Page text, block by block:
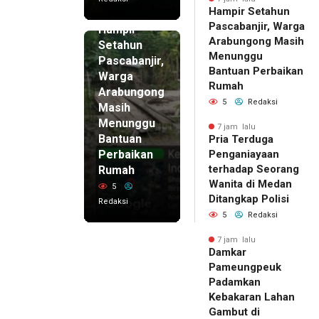
Hampir
Setahun
Pascabanjir,
Warga
Arabungong
Masih
Menunggu
Bantuan
Perbaikan
Rumah
5
Redaksi
Hampir Setahun
Pascabanjir, Warga
Arabungong Masih
Menunggu
Bantuan Perbaikan
Rumah
5 Redaksi
7 jam lalu
Pria Terduga
Penganiayaan
terhadap Seorang
Wanita di Medan
Ditangkap Polisi
5 Redaksi
7 jam lalu
Damkar
Pameungpeuk
Padamkan
Kebakaran Lahan
Gambut di